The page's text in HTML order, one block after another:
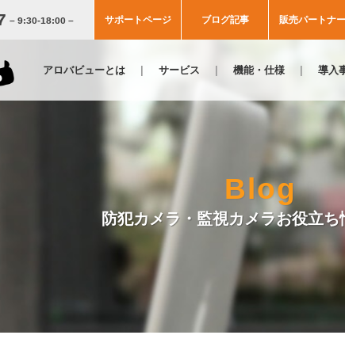
– 9:30-18:00 – サポートページ ブログ記事 販売パートナー
アロバビューとは サービス 機能・仕様 導入
Blog
防犯カメラ・監視カメラお役立ち